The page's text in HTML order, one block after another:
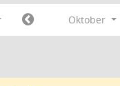
Oktober